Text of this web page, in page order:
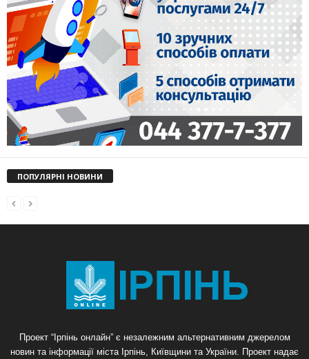
ПОПУЛЯРНІ НОВИНИ
Проект “Ірпінь онлайн” є незалежним альтернативним джерелом
новин та інформації міста Ірпінь, Київщини та України. Проект надає